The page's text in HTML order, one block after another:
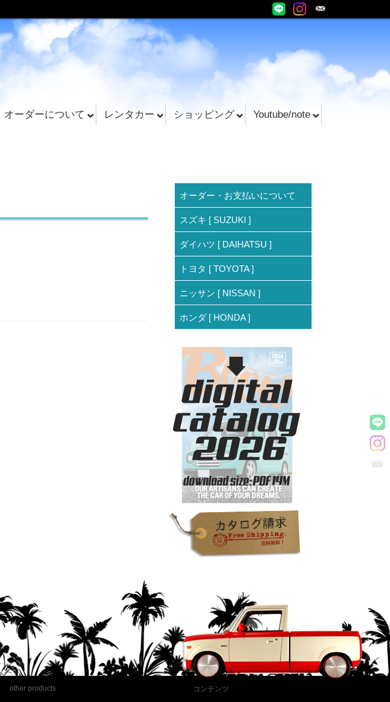
オーダーについて レンタカー ショッピング
Youtube/note
オーダー・お支払いについて
スズキ [ SUZUKI ]
ダイハツ [ DAIHATSU ]
トヨタ [ TOYOTA ]
ニッサン [ NISSAN ]
ホンダ [ HONDA ]
other products コンテンツ